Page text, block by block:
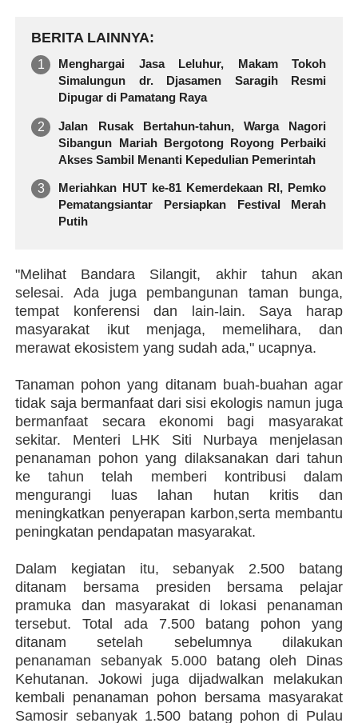
BERITA LAINNYA
Menghargai Jasa Leluhur, Makam Tokoh
Simalungun dr. Djasamen Saragih Resmi
Dipugar di Pamatang Raya
Jalan Rusak Bertahun-tahun, Warga Nagori
Sibangun Mariah Bergotong Royong Perbaiki
Akses Sambil Menanti Kepedulian Pemerintah
Meriahkan HUT ke-81 Kemerdekaan RI, Pemko
Pematangsiantar Persiapkan Festival Merah
Putih
"Melihat Bandara Silangit, akhir tahun akan
selesai. Ada juga pembangunan taman bunga,
tempat konferensi dan lain-lain. Saya harap
masyarakat ikut menjaga, memelihara, dan
merawat ekosistem yang sudah ada," ucapnya.
Tanaman pohon yang ditanam buah-buahan agar
tidak saja bermanfaat dari sisi ekologis namun juga
bermanfaat secara ekonomi bagi masyarakat
sekitar. Menteri LHK Siti Nurbaya menjelasan
penanaman pohon yang dilaksanakan dari tahun
ke tahun telah memberi kontribusi dalam
mengurangi luas lahan hutan kritis dan
meningkatkan penyerapan karbon,serta membantu
peningkatan pendapatan masyarakat.
Dalam kegiatan itu, sebanyak 2.500 batang
ditanam bersama presiden bersama pelajar
pramuka dan masyarakat di lokasi penanaman
tersebut. Total ada 7.500 batang pohon yang
ditanam setelah sebelumnya dilakukan
penanaman sebanyak 5.000 batang oleh Dinas
Kehutanan. Jokowi juga dijadwalkan melakukan
kembali penanaman pohon bersama masyarakat
Samosir sebanyak 1.500 batang pohon di Pulau